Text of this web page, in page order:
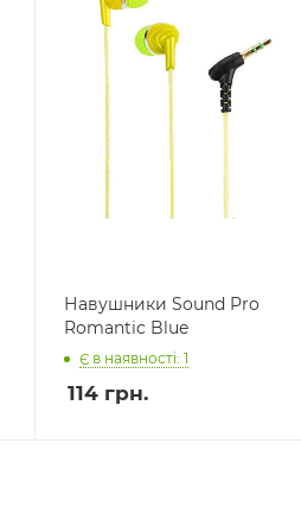
Навушники Sound Pro
Romantic Blue
Є в наявності: 1
114грн.